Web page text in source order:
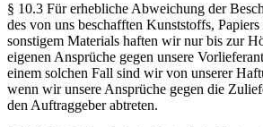
§ 10.3 Für erhebliche Abweichung der
des von uns beschafften Kunststoffs, Papiers
sonstigem Materials haften wir nur bis zur
eigenen Ansprüche gegen unsere
einem solchen Fall sind wir von unserer
wenn wir unsere Ansprüche gegen die
den Auftraggeber abtreten.